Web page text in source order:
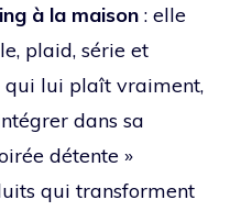
à la maison : elle
plaid, série et
qui lui plaît vraiment,
dans sa
détente »
qui transforment